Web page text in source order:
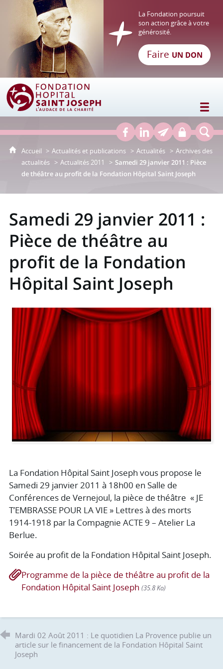
Fondation Hôpital Saint Joseph
La Fondation poursuit
son action grâce à votre
générosité.
Faire UN DON
Accueil Actualités et publications Actualités
Archives des
actualités
Actualités 2011
Samedi 29 janvier 2011 : Pièce
de théâtre au profit de la Fondation Hôpital Saint Joseph
Samedi 29 janvier 2011 :
Pièce de théâtre au
profit de la Fondation
Hôpital Saint Joseph
La Fondation Hôpital Saint Joseph vous propose le
Samedi 29 janvier 2011 à 18h00 en Salle de
Conférences de Vernejoul, la pièce de théâtre « JE
T’EMBRASSE POUR LA VIE » Lettres à des morts
1914-1918 par la Compagnie ACTE 9 – Atelier La
Berlue.
Soirée au profit de la Fondation Hôpital Saint Joseph.
Programme de la pièce de théâtre au profit de la
Fondation Hôpital Saint Joseph (35.8 Ko)
Mardi 02 Août 2011 : Le quotidien La Provence publie un
article sur le financement de la Fondation Hôpital Saint
Joseph